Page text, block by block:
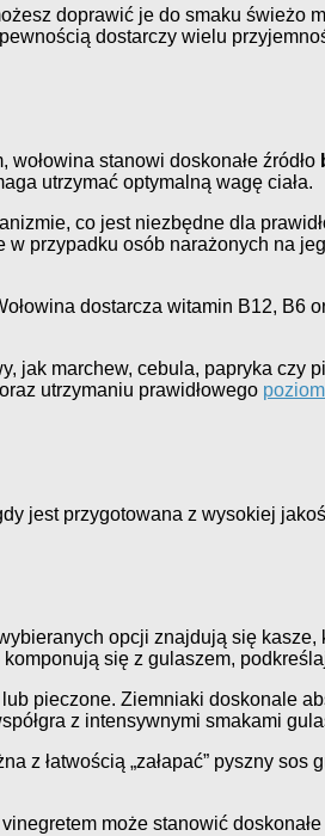
doprawić je do smaku świeżo
dostarczy wielu
stanowi doskonałe źródło
utrzymać optymalną wagę ciała.
co jest niezbędne dla
przypadku osób narażonych na
dostarcza witamin B12, B6
jak marchew, cebula, papryka czy
utrzymaniu prawidłowego
jest przygotowana z wysokiej
opcji znajdują się kasze,
się z gulaszem,
pieczone. Ziemniaki doskonale
z intensywnymi smakami
z łatwością „załapać” pyszny sos
może stanowić doskonałe